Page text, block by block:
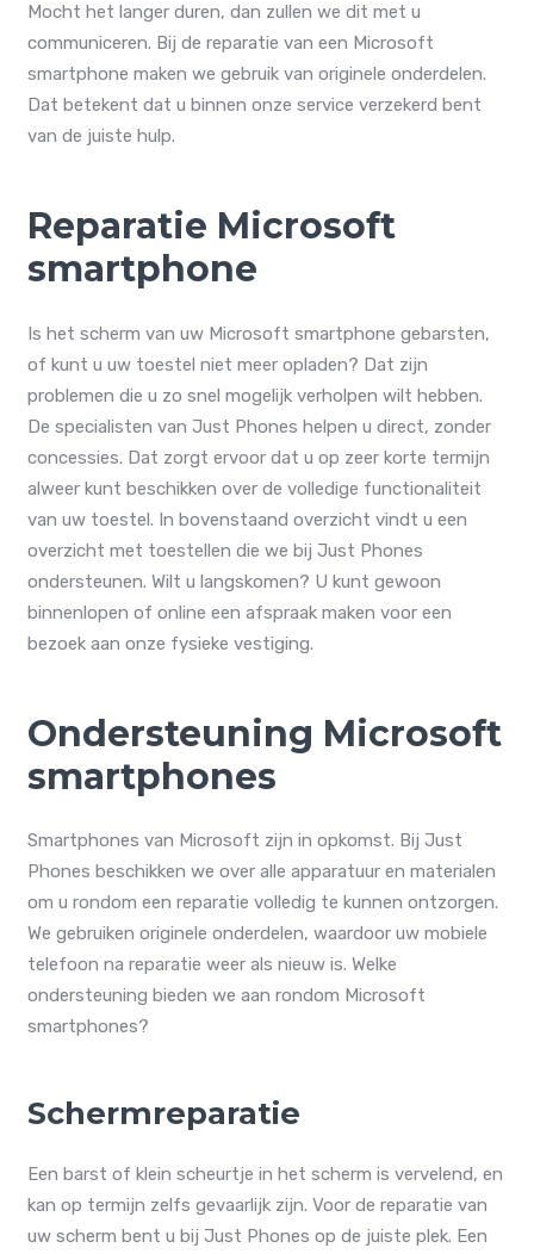
Mocht het langer duren, dan zullen we dit met u
communiceren. Bij de reparatie van een Microsoft
smartphone maken we gebruik van originele onderdelen.
Dat betekent dat u binnen onze service verzekerd bent
van de juiste hulp.
Reparatie Microsoft
smartphone
Is het scherm van uw Microsoft smartphone gebarsten,
of kunt u uw toestel niet meer opladen? Dat zijn
problemen die u zo snel mogelijk verholpen wilt hebben.
De specialisten van Just Phones helpen u direct, zonder
concessies. Dat zorgt ervoor dat u op zeer korte termijn
alweer kunt beschikken over de volledige functionaliteit
van uw toestel. In bovenstaand overzicht vindt u een
overzicht met toestellen die we bij Just Phones
ondersteunen. Wilt u langskomen? U kunt gewoon
binnenlopen of online een afspraak maken voor een
bezoek aan onze fysieke vestiging.
Ondersteuning Microsoft
smartphones
Smartphones van Microsoft zijn in opkomst. Bij Just
Phones beschikken we over alle apparatuur en materialen
om u rondom een reparatie volledig te kunnen ontzorgen.
We gebruiken originele onderdelen, waardoor uw mobiele
telefoon na reparatie weer als nieuw is. Welke
ondersteuning bieden we aan rondom Microsoft
smartphones?
Schermreparatie
Een barst of klein scheurtje in het scherm is vervelend, en
kan op termijn zelfs gevaarlijk zijn. Voor de reparatie van
uw scherm bent u bij Just Phones op de juiste plek. Een